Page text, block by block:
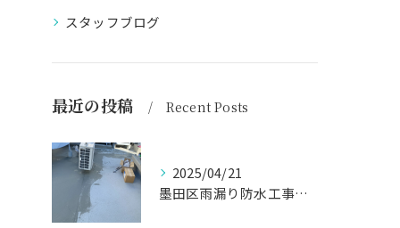
スタッフブログ
最近の投稿 Recent Posts
2025/04/21
墨田区雨漏り防水工事はナカオ塗装まで！！